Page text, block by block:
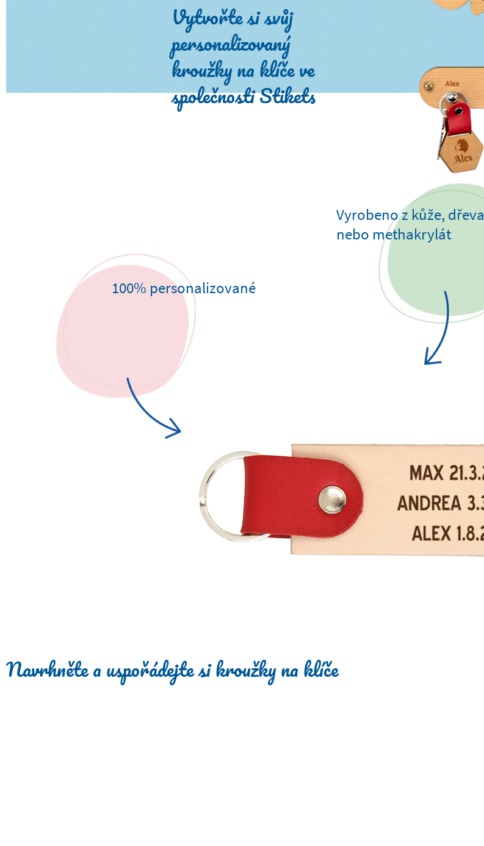
Vytvořte si svůj
personalizovaný
kroužky na klíče ve
společnosti Stikets
Vyrobeno z kůže, dřeva
nebo methakrylát
100% personalizované
Navrhněte a uspořádejte si kroužky na klíče